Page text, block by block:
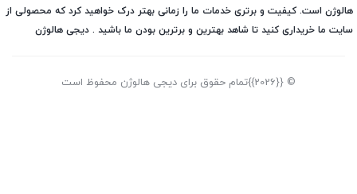
هالوژن است. کیفیت و برتری خدمات ما را زمانی بهتر درک خواهید کرد که محصولی از
سایت ما خریداری کنید تا شاهد بهترین و برترین بودن ما باشید . دیجی هالوژن
© {{2026}}تمام حقوق برای دیجی هالوژن محفوظ است